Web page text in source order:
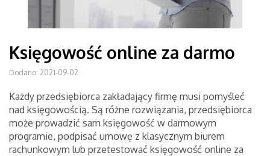
Księgowość online za darmo
Dodano: 2021-09-02
Każdy przedsiębiorca zakładający firmę musi pomyśleć
nad księgowością. Są różne rozwiązania, przedsiębiorca
może prowadzić sam księgowość w darmowym
programie, podpisać umowę z klasycznym biurem
rachunkowym lub przetestować księgowość online za